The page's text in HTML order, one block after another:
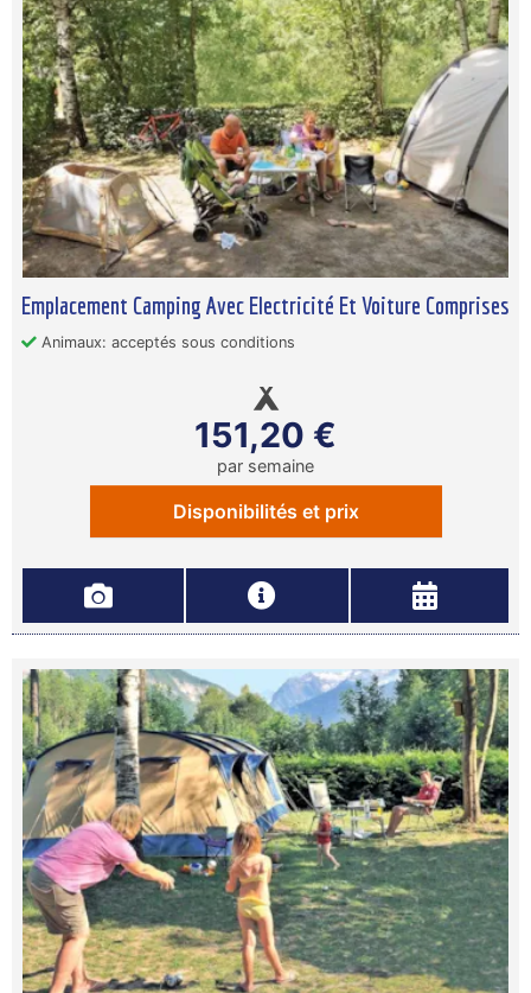
Emplacement Camping Avec Electricité Et Voiture Comprises
Animaux: acceptés sous conditions
151,20 €
par semaine
Disponibilités et prix